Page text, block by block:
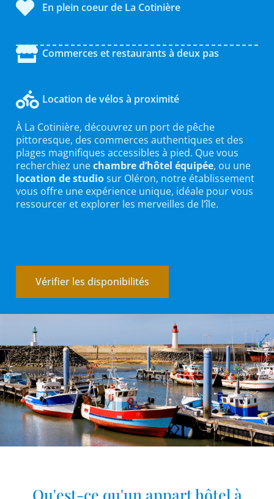
En plein coeur de La Cotinière
Commerces et restaurants à deux pas
Location de vélos à proximité
À La Cotinière, découvrez un port de pêche
pittoresque, des commerces authentiques et des
plages magnifiques accessibles à pied. Que vous
recherchiez unechambre d’hôtel équipée, ou une
location de studiosur Oléron, notre établissement
vous offre une expérience unique, idéale pour vous
ressourcer et explorer les merveilles de l’île.
Vérifier les disponibilités
Qu'est-ce qu'un appart hôtel à